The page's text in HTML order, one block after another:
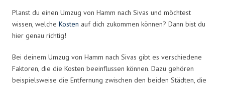
Planst du einen Umzug von Hamm nach Sivas und möchtest
wissen, welche Kosten auf dich zukommen können? Dann bist du
hier genau richtig!
Bei deinem Umzug von Hamm nach Sivas gibt es verschiedene
Faktoren, die die Kosten beeinflussen können. Dazu gehören
beispielsweise die Entfernung zwischen den beiden Städten, die